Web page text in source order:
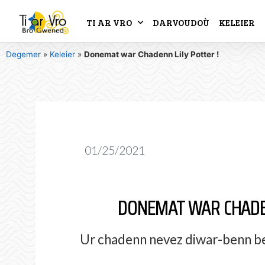
TI AR VRO DARVOUDOÙ KELEIER
Degemer » Keleier » Donemat war Chadenn Lily Potter !
01/25/2021
DONEMAT WAR
Ur chadenn nevez diwar-benn